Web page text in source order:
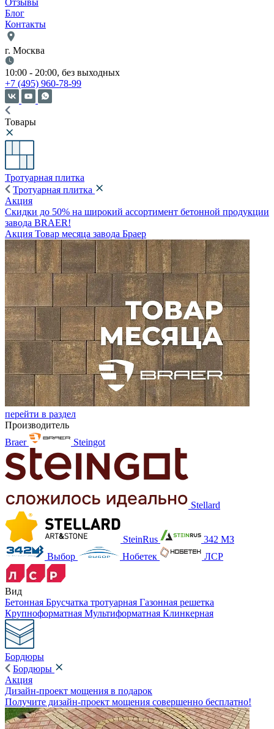
Отзывы
Блог
Контакты
г. Москва
10:00 - 20:00, без выходных
+7 (495) 960-78-99
Товары
Тротуарная плитка
Тротуарная плитка
Акция
Скидки до 50% на широкий ассортимент бетонной продукции
завода BRAER!
Акция Товар месяца завода Браер
перейти в раздел
Производитель
Braer
Steingot
Stellard
SteinRus
342 МЗ
Выбор
Нобетек ЛСР
Вид
Бетонная Брусчатка тротуарная Газонная решетка
Крупноформатная Мультиформатная Клинкерная
Бордюры
Бордюры
Акция
Дизайн-проект мощения в подарок
Получите дизайн-проект мощения совершенно бесплатно!